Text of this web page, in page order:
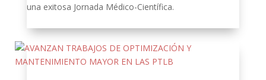
una exitosa Jornada Médico-Científica.